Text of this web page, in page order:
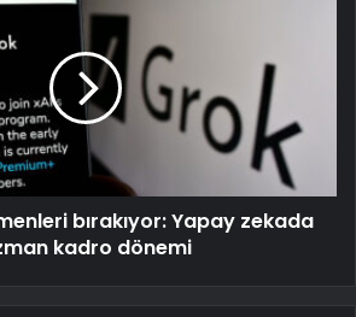
bırakıyor: Yapay zekada
kadro dönemi